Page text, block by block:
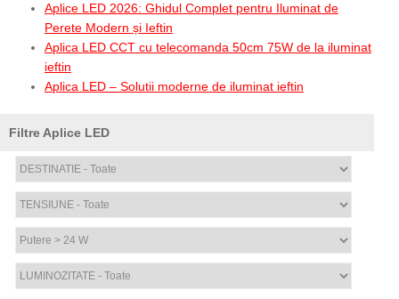
Aplice LED 2026: Ghidul Complet pentru Iluminat de
Perete Modern și Ieftin
Aplica LED CCT cu telecomanda 50cm 75W de la iluminat
ieftin
Aplica LED – Solutii moderne de iluminat ieftin
Filtre Aplice LED